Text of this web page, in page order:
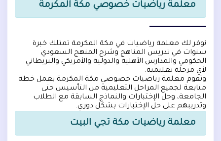
معلمة رياضيات خصوصي مكة المكرمة
نوفر لك معلمة رياضيات في مكة المكرمة تمتلك خبرة
سنوات في تدريس المناهج وشرح المنهج السعودي
الحكومي والمدارس الأهلية والدولية والأمريكي والبريطاني
لأي مرحلة تعليمية.
وتقوم معلمة رياضيات خصوصي مكة المكرمة بعمل خطة
متابعة لجميع المراحل التعليمية من التأسيس حتى
الجامعة، وحل الإختبارات والنماذج السابقة مع الطلاب
وتدريبهم على حل الإختبارات بشكل دوري.
معلمة رياضيات مكة تجي البيت